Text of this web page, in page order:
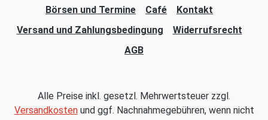
Börsen und Termine Café
Kontakt
Versand und Zahlungsbedingung
Widerrufsrecht
AGB
Alle Preise inkl. gesetzl. Mehrwertsteuer zzgl.
Versandkostenund ggf. Nachnahmegebühren, wenn nicht